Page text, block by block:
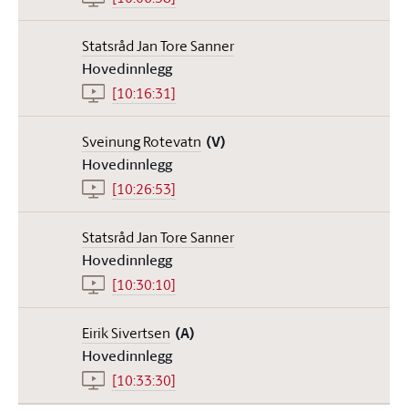
Statsråd Jan Tore Sanner
[10:16:31]
Hovedinnlegg
Sveinung Rotevatn (V)
[10:26:53]
Hovedinnlegg
Statsråd Jan Tore Sanner
[10:30:10]
Hovedinnlegg
Eirik Sivertsen (A)
[10:33:30]
Hovedinnlegg